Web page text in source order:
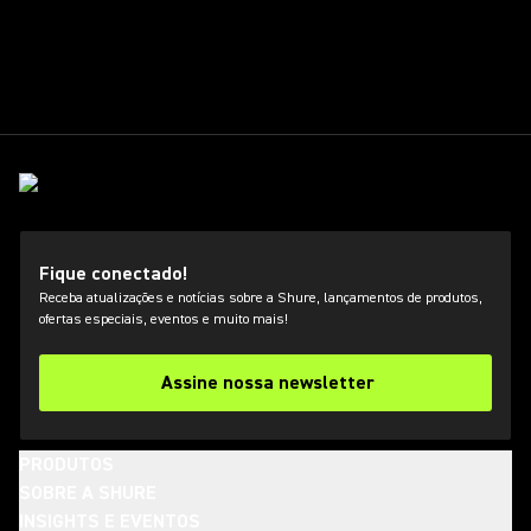
Fique conectado!
Receba atualizações e notícias sobre a Shure, lançamentos de produtos,
ofertas especiais, eventos e muito mais!
Assine nossa newsletter